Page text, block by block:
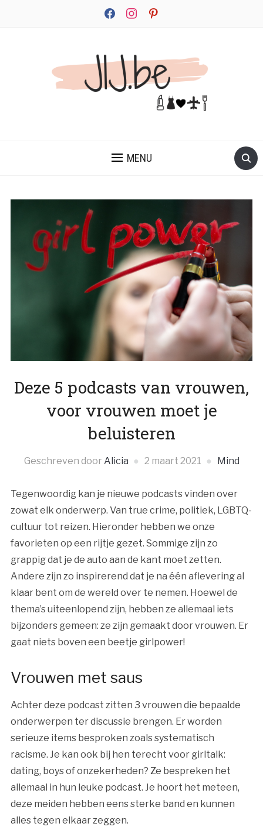
facebookinstagrampinterest
MENU
Deze 5 podcasts van vrouwen,
voor vrouwen moet je
beluisteren
Geschreven door Alicia 2 maart 2021 Mind
Tegenwoordig kan je nieuwe podcasts vinden over
zowat elk onderwerp. Van true crime, politiek, LGBTQ-
cultuur tot reizen. Hieronder hebben we onze
favorieten op een rijtje gezet. Sommige zijn zo
grappig dat je de auto aan de kant moet zetten.
Andere zijn zo inspirerend dat je na één aflevering al
klaar bent om de wereld over te nemen. Hoewel de
thema’s uiteenlopend zijn, hebben ze allemaal iets
bijzonders gemeen: ze zijn gemaakt door vrouwen. Er
gaat niets boven een beetje girlpower!
Vrouwen met saus
Achter deze podcast zitten 3 vrouwen die bepaalde
onderwerpen ter discussie brengen. Er worden
serieuze items besproken zoals systematisch
racisme. Je kan ook bij hen terecht voor girltalk:
dating, boys of onzekerheden? Ze bespreken het
allemaal in hun leuke podcast. Je hoort het meteen,
deze meiden hebben eens sterke band en kunnen
alles tegen elkaar zeggen.